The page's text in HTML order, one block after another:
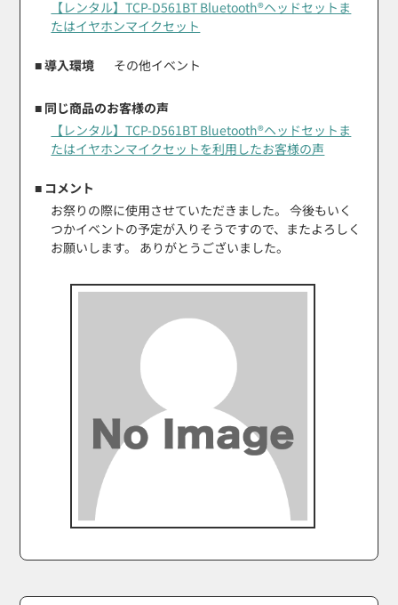
【レンタル】TCP-D561BT Bluetooth®ヘッドセットま
たはイヤホンマイクセット
■ 導入環境 その他イベント
■ 同じ商品のお客様の声
【レンタル】TCP-D561BT Bluetooth®ヘッドセットま
たはイヤホンマイクセットを利用したお客様の声
■ コメント
お祭りの際に使用させていただきました。 今後もいく
つかイベントの予定が入りそうですので、またよろしく
お願いします。 ありがとうございました。